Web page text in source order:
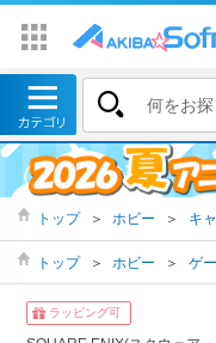
トップ ＞ ホビー ＞ キ
トップ ＞ ホビー ＞ ゲ
ラッピング可